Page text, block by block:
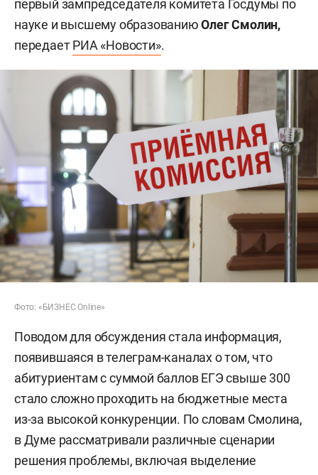
первый зампредседателя комитета Госдумы по
науке и высшему образованиюОлег Смолин,
передаетРИА «Новости».
Фото: «БИЗНЕС Online»
Поводом для обсуждения стала информация,
появившаяся в телеграм-каналах о том, что
абитуриентам с суммой баллов ЕГЭ свыше 300
стало сложно проходить на бюджетные места
из-за высокой конкуренции. По словам Смолина,
в Думе рассматривали различные сценарии
решения проблемы, включая выделение